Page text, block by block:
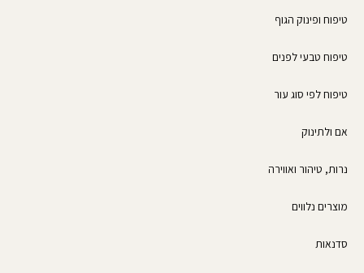
g
m
k
טיפוח ופינוק הגוף
טיפוח טבעי לפנים
טיפוח לפי סוג עור
אם ולתינוק
נרות, טיהור ואווירה
מוצרים נלווים
סדנאות